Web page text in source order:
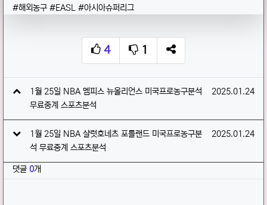
#해외농구 #EASL #아시아슈퍼리그
4
추천
1
비추천SNS 공유
1월 25일 NBA 멤피스 뉴올리언스 미국프로농구분석
무료중계 스포츠분석
작성일
2025.01.24
1월 25일 NBA 샬럿호네츠 포틀랜드 미국프로농구분
석 무료중계 스포츠분석
작성일
2025.01.24
댓글 0개